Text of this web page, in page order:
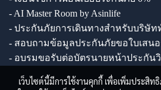
- AI Master Room by Asinlife
- ประกันภัยการเดินทางสำหรับบริษัท
- สอบถามข้อมูลประกันภัยขอใบเสน
- อบรมขอรับต่อบัตรนายหน้าประกัน
เว็บไซต์นี้มีการใช้งานคุกกี้ เพื่อเพิ่มประสิ